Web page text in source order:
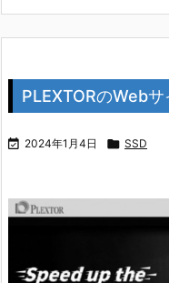
PLEXTORのWeb
 2024年1月4日  SSD